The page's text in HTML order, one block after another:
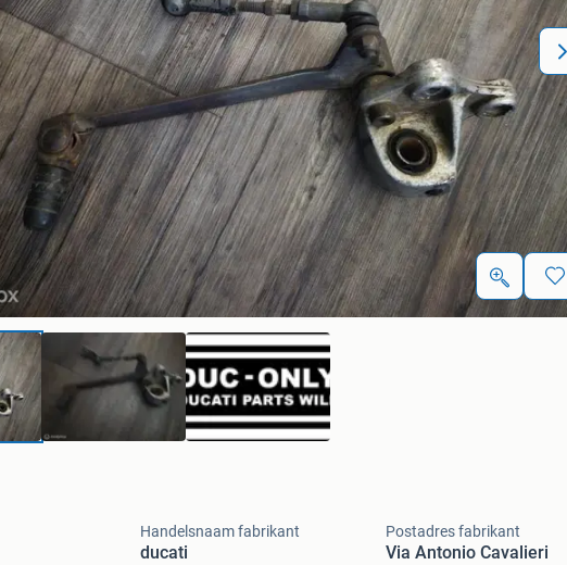
Handelsnaam fabrikant
ducati
Postadres fabrikant
Via Antonio Cavalieri